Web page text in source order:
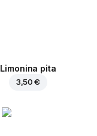
Limonina pita
3,50 €